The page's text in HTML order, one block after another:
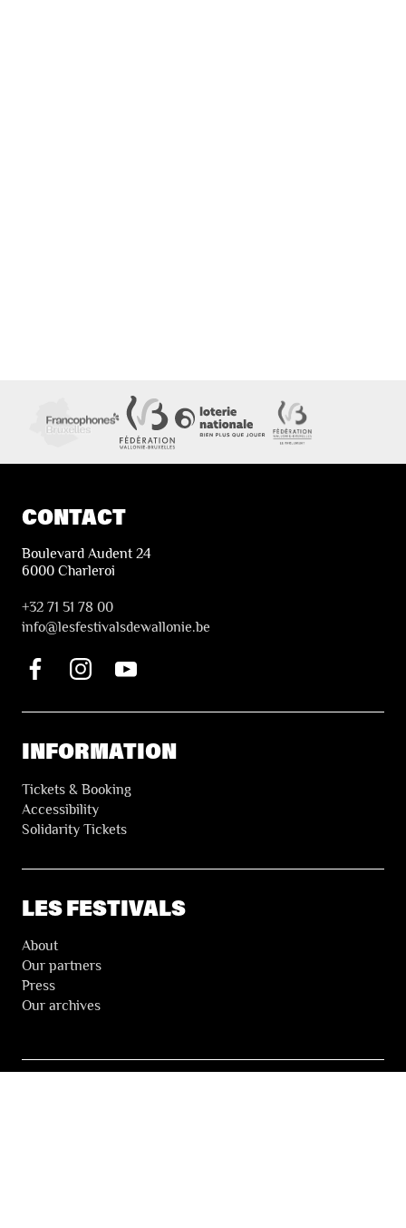
CONTACT
Boulevard Audent 24
6000 Charleroi
+32 71 51 78 00
info@lesfestivalsdewallonie.be
INFORMATION
Tickets & Booking
Accessibility
Solidarity Tickets
LES FESTIVALS
About
Our partners
Press
Our archives